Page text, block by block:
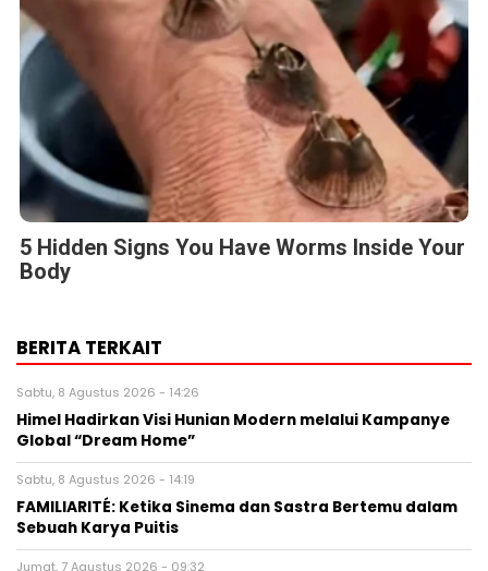
5 Hidden Signs You Have Worms Inside Your
Body
BERITA TERKAIT
Sabtu, 8 Agustus 2026 - 14:26
Himel Hadirkan Visi Hunian Modern melalui Kampanye
Global “Dream Home”
Sabtu, 8 Agustus 2026 - 14:19
FAMILIARITÉ: Ketika Sinema dan Sastra Bertemu dalam
Sebuah Karya Puitis
Jumat, 7 Agustus 2026 - 09:32